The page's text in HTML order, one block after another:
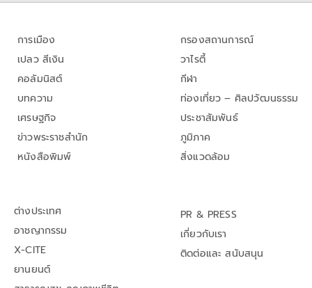
การเมือง
เปลว สีเงิน
คอลัมนิสต์
บทความ
เศรษฐกิจ
ข่าวพระราชสำนัก
หนังสือพิมพ์
กรองสถานการณ์
วาไรตี้
กีฬา
ท่องเที่ยว – ศิลปวัฒนธรรม
ประชาสัมพันธ์
ภูมิภาค
สิ่งแวดล้อม
ต่างประเทศ
อาชญากรรม
X-CITE
ยานยนต์
PR & PRESS
เกี่ยวกับเรา
ติดต่อและ สนับสนุน